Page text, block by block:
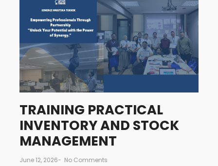
TRAINING PRACTICAL
INVENTORY AND STOCK
MANAGEMENT
June 12, 2026- No Comments